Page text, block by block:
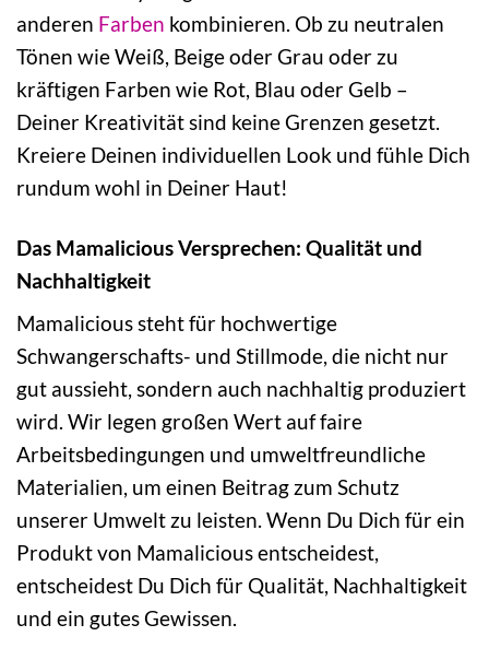
anderen Farben kombinieren. Ob zu neutralen
Tönen wie Weiß, Beige oder Grau oder zu
kräftigen Farben wie Rot, Blau oder Gelb –
Deiner Kreativität sind keine Grenzen gesetzt.
Kreiere Deinen individuellen Look und fühle Dich
rundum wohl in Deiner Haut!
Das Mamalicious Versprechen: Qualität und
Nachhaltigkeit
Mamalicious steht für hochwertige
Schwangerschafts- und Stillmode, die nicht nur
gut aussieht, sondern auch nachhaltig produziert
wird. Wir legen großen Wert auf faire
Arbeitsbedingungen und umweltfreundliche
Materialien, um einen Beitrag zum Schutz
unserer Umwelt zu leisten. Wenn Du Dich für ein
Produkt von Mamalicious entscheidest,
entscheidest Du Dich für Qualität, Nachhaltigkeit
und ein gutes Gewissen.